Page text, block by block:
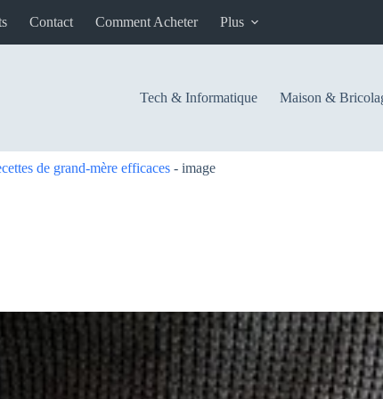
Contact Comment Acheter Plus
Tech & Informatique Maison &
de grand-mère efficaces - image